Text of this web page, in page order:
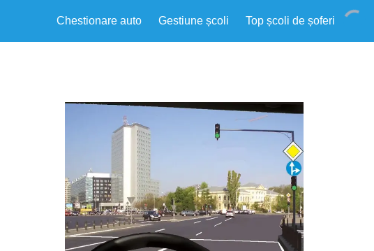
Chestionare auto Gestiune școli Top școli de șoferi